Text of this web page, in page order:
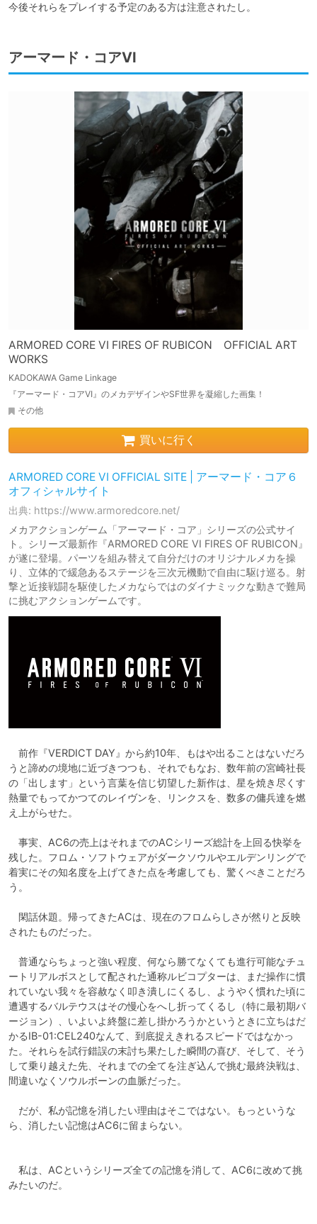
今後それらをプレイする予定のある方は注意されたし。
アーマード・コアVI
ARMORED CORE VI FIRES OF RUBICON OFFICIAL ART
WORKS
KADOKAWA Game Linkage
『アーマード・コアVI』のメカデザインやSF世界を凝縮した画集！
その他
買いに行く
ARMORED CORE VI OFFICIAL SITE | アーマード・コア６
オフィシャルサイト
出典: https://www.armoredcore.net/
メカアクションゲーム「アーマード・コア」シリーズの公式サイ
ト。シリーズ最新作『ARMORED CORE VI FIRES OF RUBICON』
が遂に登場。パーツを組み替えて自分だけのオリジナルメカを操
り、立体的で緩急あるステージを三次元機動で自由に駆け巡る。射
撃と近接戦闘を駆使したメカならではのダイナミックな動きで難局
に挑むアクションゲームです。
前作『VERDICT DAY』から約10年、もはや出ることはないだろ
うと諦めの境地に近づきつつも、それでもなお、数年前の宮崎社長
の「出します」という言葉を信じ切望した新作は、星を焼き尽くす
熱量でもってかつてのレイヴンを、リンクスを、数多の傭兵達を燃
え上がらせた。
事実、AC6の売上はそれまでのACシリーズ総計を上回る快挙を
残した。フロム・ソフトウェアがダークソウルやエルデンリングで
着実にその知名度を上げてきた点を考慮しても、驚くべきことだろ
う。
閑話休題。帰ってきたACは、現在のフロムらしさが然りと反映
されたものだった。
普通ならちょっと強い程度、何なら勝てなくても進行可能なチュ
ートリアルボスとして配された通称ルビコプターは、まだ操作に慣
れていない我々を容赦なく叩き潰しにくるし、ようやく慣れた頃に
遭遇するバルテウスはその慢心をへし折ってくるし（特に最初期バ
ージョン）、いよいよ終盤に差し掛かろうかというときに立ちはだ
かるIB-01:CEL240なんて、到底捉えきれるスピードではなかっ
た。それらを試行錯誤の末討ち果たした瞬間の喜び、そして、そう
して乗り越えた先、それまでの全てを注ぎ込んで挑む最終決戦は、
間違いなくソウルボーンの血脈だった。
だが、私が記憶を消したい理由はそこではない。もっというな
ら、消したい記憶はAC6に留まらない。
私は、ACというシリーズ全ての記憶を消して、AC6に改めて挑
みたいのだ。